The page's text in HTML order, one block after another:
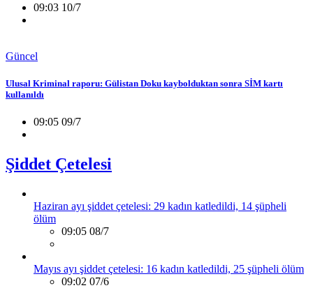
09:03 10/7
Güncel
Ulusal Kriminal raporu: Gülistan Doku kaybolduktan sonra SİM kartı
kullanıldı
09:05 09/7
Şiddet Çetelesi
Haziran ayı şiddet çetelesi: 29 kadın katledildi, 14 şüpheli
ölüm
09:05 08/7
Mayıs ayı şiddet çetelesi: 16 kadın katledildi, 25 şüpheli ölüm
09:02 07/6